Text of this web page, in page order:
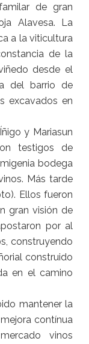
de gran
Alavesa. La
a la viticultura
de la
desde el
del barrio de
excavados en
y Mariasun
testigos de
bodega
Más tarde
Ellos fueron
gran visión de
por al
construyendo
construido
en el camino
mantener la
contínua
vinos